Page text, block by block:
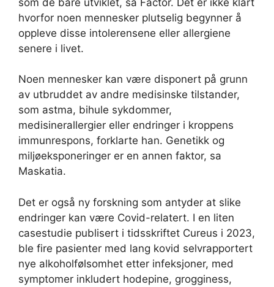
hvorfor noen mennesker plutselig begynner å
oppleve disse intolerensene eller allergiene
senere i livet.
Noen mennesker kan være disponert på grunn
av utbruddet av andre medisinske tilstander,
som astma, bihule sykdommer,
medisinerallergier eller endringer i kroppens
immunrespons, forklarte han. Genetikk og
miljøeksponeringer er en annen faktor, sa
Maskatia.
Det er også ny forskning som antyder at slike
endringer kan være Covid-relatert. I en liten
casestudie publisert i tidsskriftet Cureus i 2023,
ble fire pasienter med lang kovid selvrapportert
nye alkoholfølsomhet etter infeksjoner, med
symptomer inkludert hodepine, grogginess,